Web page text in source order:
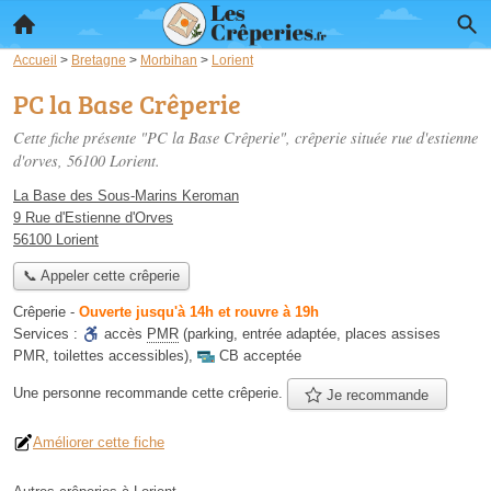
Accueil > Bretagne > Morbihan > Lorient
PC la Base Crêperie
Cette fiche présente "PC la Base Crêperie", crêperie située rue d'estienne
d'orves, 56100 Lorient.
La Base des Sous-Marins Keroman
9 Rue d'Estienne d'Orves
56100 Lorient
📞 Appeler cette crêperie
Crêperie - Ouverte jusqu'à 14h et rouvre à 19h
Services :
accès PMR (parking, entrée adaptée, places assises
PMR, toilettes accessibles), CB acceptée
Une personne recommande cette crêperie. Je recommande
Améliorer cette fiche